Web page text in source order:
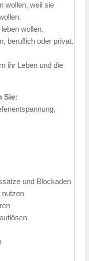
wollen, weil sie
wollen.
beruflich oder privat.
ihr Leben und die
Sie:
und Blockaden